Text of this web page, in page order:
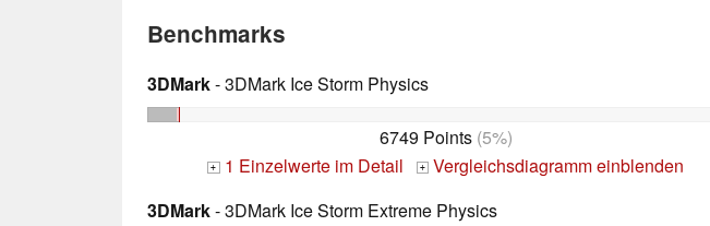
Benchmarks
3DMark- 3DMark Ice Storm Physics
6749 Points(5%)
+ 1 Einzelwerte im Detail +
Vergleichsdiagramm einblenden
3DMark- 3DMark Ice Storm Extreme Physics